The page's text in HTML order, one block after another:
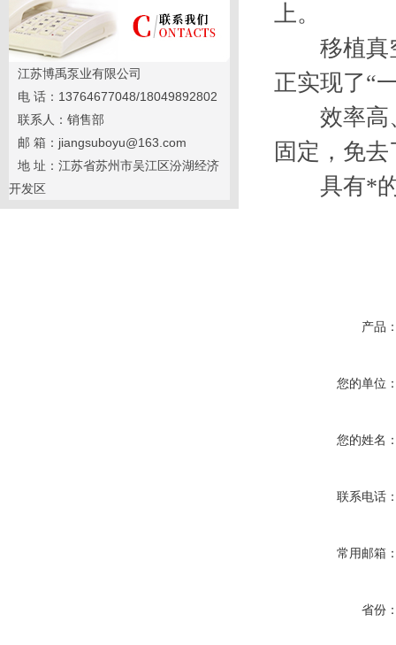
江苏博禹泵业有限公司
电 话：13764677048/18049892802
联系人：销售部
邮 箱：jiangsuboyu@163.com
地 址：江苏省苏州市吴江区汾湖经济
开发区
上。
移植真空
正实现了“
效率高、
固定，免
具有*的
产品
您的单位
您的姓名
联系电话
常用邮箱
省份